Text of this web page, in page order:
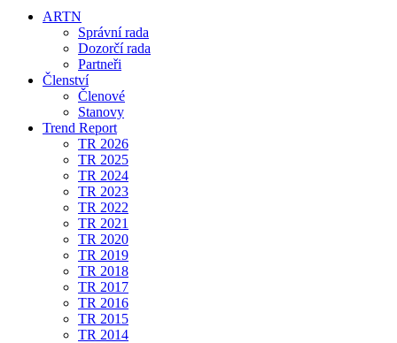
ARTN
Správní rada
Dozorčí rada
Partneři
Členství
Členové
Stanovy
Trend Report
TR 2026
TR 2025
TR 2024
TR 2023
TR 2022
TR 2021
TR 2020
TR 2019
TR 2018
TR 2017
TR 2016
TR 2015
TR 2014